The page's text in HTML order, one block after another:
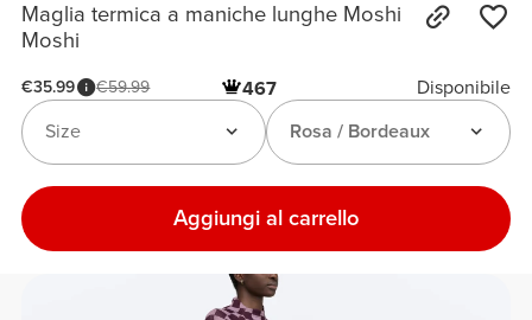
Maglia termica a maniche lunghe Moshi
Moshi
€35.99 €59.99 467
Disponibile
Rosa / Bordeaux
Size
Aggiungi al carrello